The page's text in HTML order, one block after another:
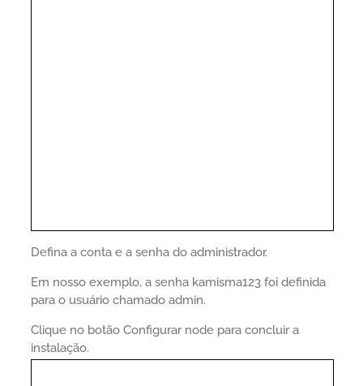
Defina a conta e a senha do administrador.
Em nosso exemplo, a senha kamisma123 foi definida
para o usuário chamado admin.
Clique no botão Configurar node para concluir a
instalação.